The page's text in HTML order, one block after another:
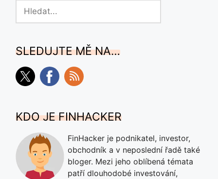
SLEDUJTE MĚ NA…
KDO JE FINHACKER
FinHacker je podnikatel, investor,
obchodník a v neposlední řadě také
bloger. Mezi jeho oblíbená témata
patří dlouhodobé investování,